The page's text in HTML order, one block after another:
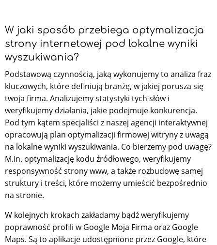
W jaki sposób przebiega optymalizacja
strony internetowej pod lokalne wyniki
wyszukiwania?
Podstawową czynnością, jaką wykonujemy to analiza fraz
kluczowych, które definiują branżę, w jakiej porusza się
twoja firma. Analizujemy statystyki tych słów i
weryfikujemy działania, jakie podejmuje konkurencja.
Pod tym kątem specjaliści z naszej agencji interaktywnej
opracowują plan optymalizacji firmowej witryny z uwagą
na lokalne wyniki wyszukiwania. Co bierzemy pod uwagę?
M.in. optymalizację kodu źródłowego, weryfikujemy
responsywność strony www, a także rozbudowę samej
struktury i treści, które możemy umieścić bezpośrednio
na stronie.
W kolejnych krokach zakładamy bądź weryfikujemy
poprawność profili w Google Moja Firma oraz Google
Maps. Są to aplikacje udostępnione przez Google, które